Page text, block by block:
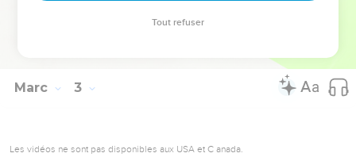
Marc 3
Les vidéos ne sont pas disponibles aux USA et C anada.
Tout refuser